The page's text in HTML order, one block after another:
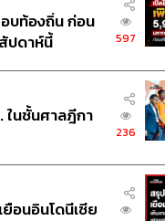
ว่า ถือเป็นแนวทางที่ถูก
หมายอย่างเท่าเทียมกับ
นดีที่เห็นความตั้งใจของน
องนี้ รวมถึงประเด็นอื่นๆ
องปฏิบัติตามกฏหมาย
วามมั่นคงแห่งชาติในวัน
ลเซีย เพื่อโน้มน้าวให้เ
ะมองว่าจะเป็นแนวทา
ร์ กล่าวว่า มาเลเซียเป็น
บท้องถิ่น ก่อน
ปดาห์นี้
597
ในชั้นศาลฎีกา
236
อนอินโดนีเซีย